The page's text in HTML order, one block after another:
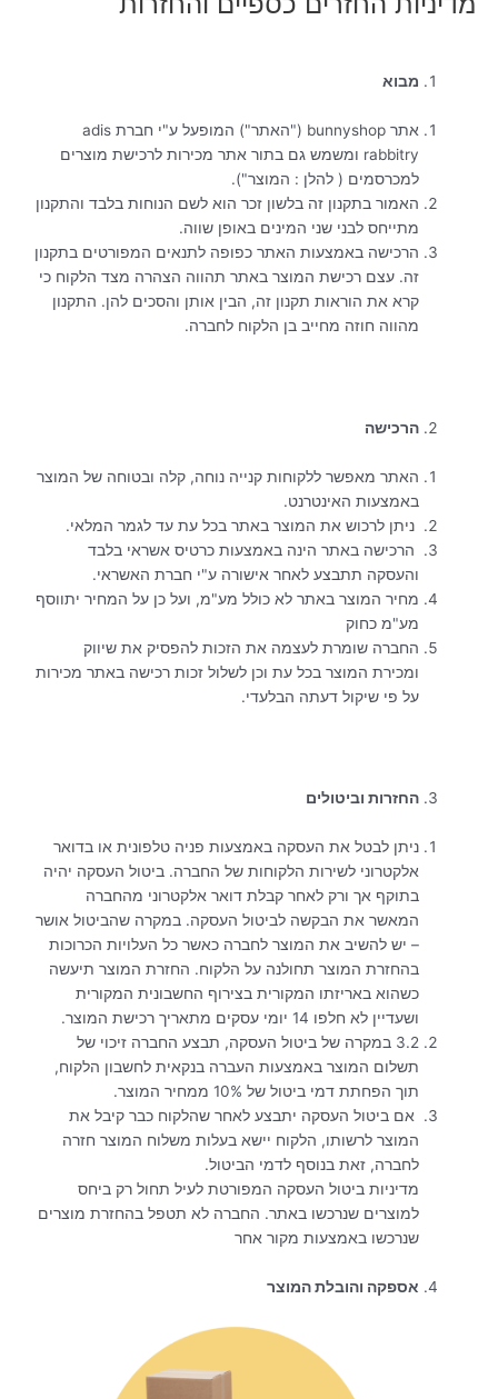
מבוא
אתר bunnyshop ("האתר") המופעל ע"י חברת adis
rabbitry ומשמש גם בתור אתר מכירות לרכישת מוצרים
למכרסמים ( להלן : המוצר").
האמור בתקנון זה בלשון זכר הוא לשם הנוחות בלבד והתקנון
מתייחס לבני שני המינים באופן שווה.
הרכישה באמצעות האתר כפופה לתנאים המפורטים בתקנון
זה. עצם רכישת המוצר באתר תהווה הצהרה מצד הלקוח כי
קרא את הוראות תקנון זה, הבין אותן והסכים להן. התקנון
מהווה חוזה מחייב בן הלקוח לחברה.
הרכישה
האתר מאפשר ללקוחות קנייה נוחה, קלה ובטוחה של המוצר
באמצעות האינטרנט.
ניתן לרכוש את המוצר באתר בכל עת עד לגמר המלאי.
הרכישה באתר הינה באמצעות כרטיס אשראי בלבד
והעסקה תתבצע לאחר אישורה ע"י חברת האשראי.
מחיר המוצר באתר לא כולל מע"מ, ועל כן על המחיר יתווסף
מע"מ כחוק
החברה שומרת לעצמה את הזכות להפסיק את שיווק
ומכירת המוצר בכל עת וכן לשלול זכות רכישה באתר מכירות
על פי שיקול דעתה הבלעדי.
החזרות וביטולים
ניתן לבטל את העסקה באמצעות פניה טלפונית או בדואר
אלקטרוני לשירות הלקוחות של החברה. ביטול העסקה יהיה
בתוקף אך ורק לאחר קבלת דואר אלקטרוני מהחברה
המאשר את הבקשה לביטול העסקה. במקרה שהביטול אושר
– יש להשיב את המוצר לחברה כאשר כל העלויות הכרוכות
בהחזרת המוצר תחולנה על הלקוח. החזרת המוצר תיעשה
כשהוא באריזתו המקורית בצירוף החשבונית המקורית
ושעדיין לא חלפו 14 יומי עסקים מתאריך רכישת המוצר.
3.2 במקרה של ביטול העסקה, תבצע החברה זיכוי של
תשלום המוצר באמצעות העברה בנקאית לחשבון הלקוח,
תוך הפחתת דמי ביטול של 10% ממחיר המוצר.
אם ביטול העסקה יתבצע לאחר שהלקוח כבר קיבל את
המוצר לרשותו, הלקוח יישא בעלות משלוח המוצר חזרה
לחברה, זאת בנוסף לדמי הביטול.
מדיניות ביטול העסקה המפורטת לעיל תחול רק ביחס
למוצרים שנרכשו באתר. החברה לא תטפל בהחזרת מוצרים
שנרכשו באמצעות מקור אחר
אספקה והובלת המוצר